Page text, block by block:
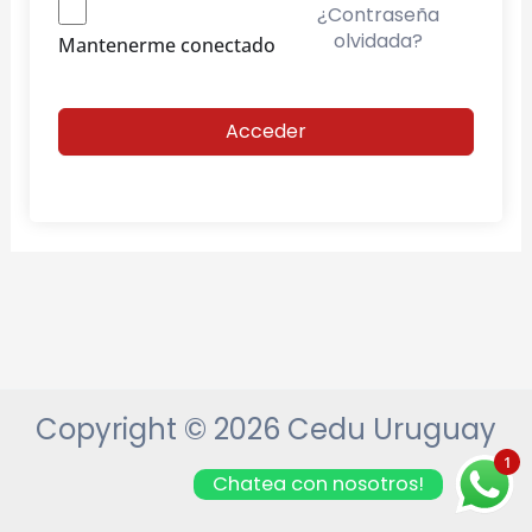
Mantenerme conectado
¿Contraseña
olvidada?
Acceder
Copyright © 2026 Cedu Uruguay
1
Chatea con nosotros!